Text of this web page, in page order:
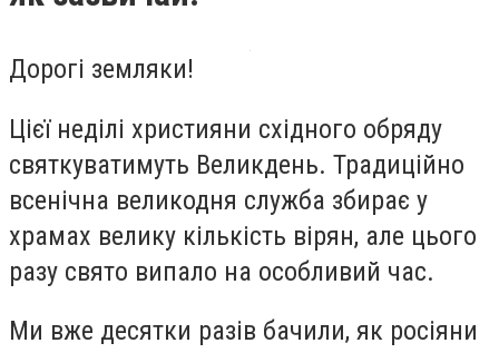
Дорогі земляки!
Цієї неділі християни східного обряду
святкуватимуть Великдень. Традиційно
всенічна великодня служба збирає у
храмах велику кількість вірян, але цього
разу свято випало на особливий час.
Ми вже десятки разів бачили, як росіяни